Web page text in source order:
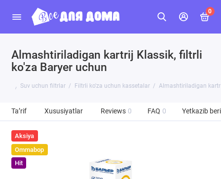
0
Almashtiriladigan kartrij Klassik, filtrli
ko'za Baryer uchun
Suv uchun filtrlar Filtrli ko'za uchun kassetalar Almashtiriladigan
Ta’rif Xususiyatlar Reviews 0 FAQ 0 Yetkazib
Aksiya
Ommabop
Hit